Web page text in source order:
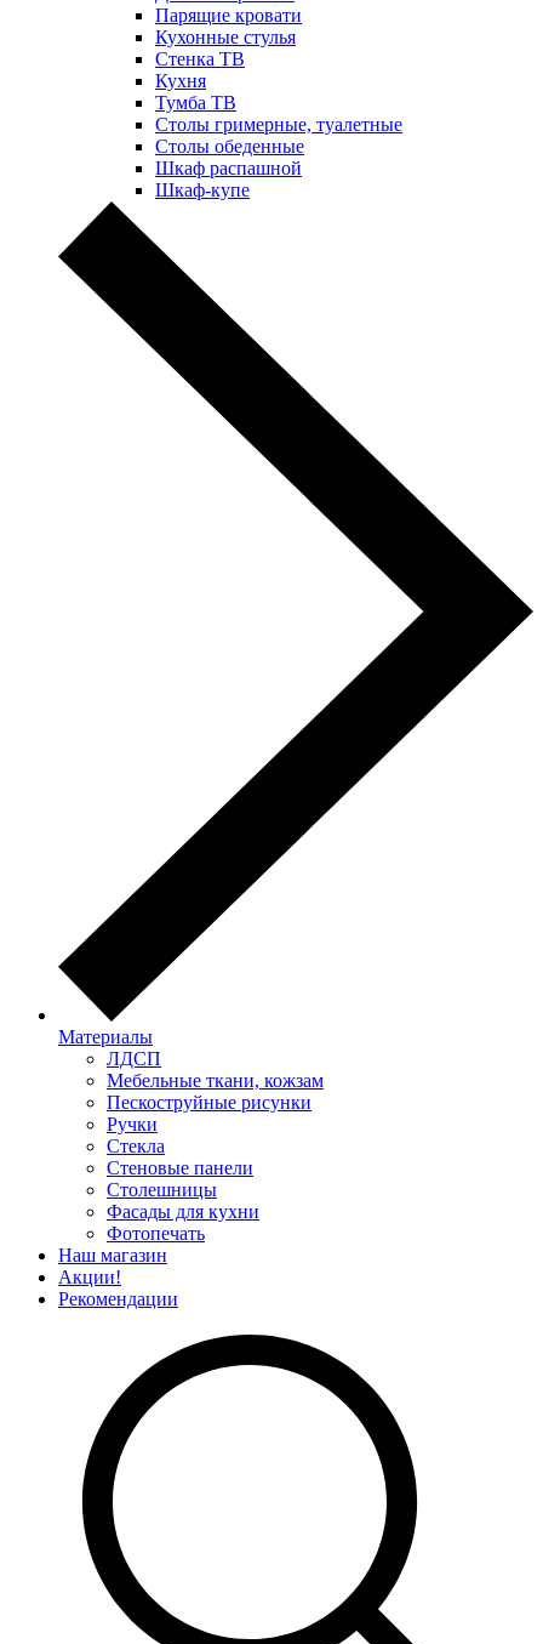
Парящие кровати
Кухонные стулья
Стенка ТВ
Кухня
Тумба ТВ
Столы гримерные, туалетные
Столы обеденные
Шкаф распашной
Шкаф-купе
Материалы
ЛДСП
Мебельные ткани, кожзам
Пескоструйные рисунки
Ручки
Стекла
Стеновые панели
Столешницы
Фасады для кухни
Фотопечать
Наш магазин
Акции!
Рекомендации